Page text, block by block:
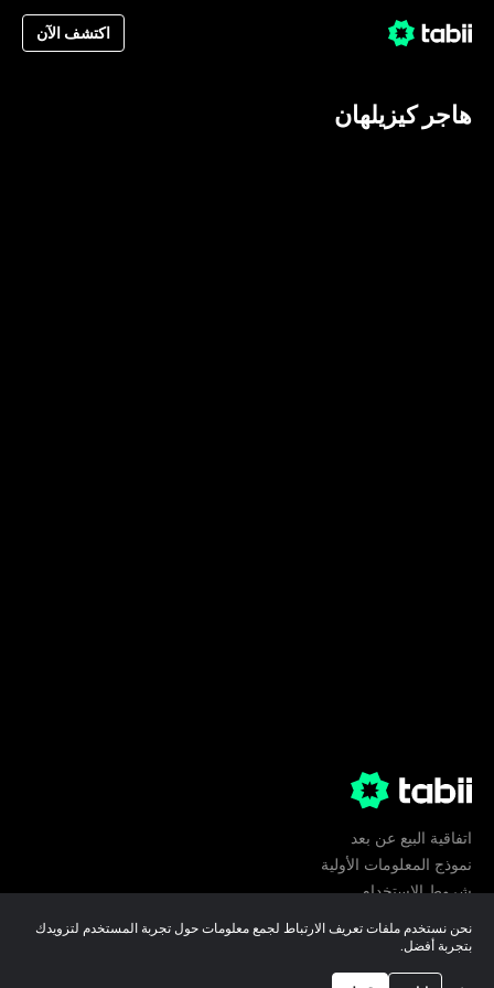
اكتشف الآن
هاجر كيزيلهان
اتفاقية البيع عن بعد
نموذج المعلومات الأولية
شروط الإستخدام
تفضيلات ملفات تعريف الارتباط
نحن نستخدم ملفات تعريف الارتباط لجمع معلومات حول تجربة المستخدم لتزويدك
بتجربة أفضل.